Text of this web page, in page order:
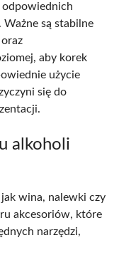
odpowiednich
są stabilne
aby korek
użycie
się do
alkoholi
wina, nalewki czy
akcesoriów, które
narzędzi,